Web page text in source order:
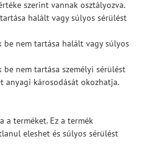
szerint vannak osztályozva.
halált vagy súlyos sérülést
be nem tartása halált vagy súlyos
be nem tartása személyi sérülést
anyagi károsodását okozhatja.
a terméket. Ez a termék
eleshet és súlyos sérülést